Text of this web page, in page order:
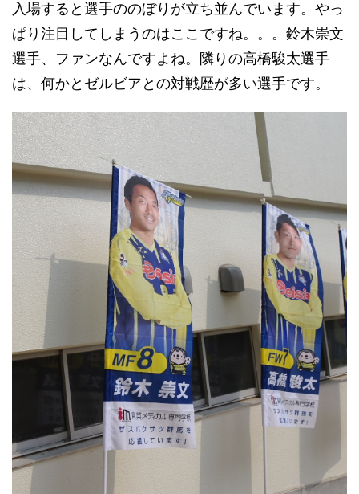
入場すると選手ののぼりが立ち並んでいます。やっ
ぱり注目してしまうのはここですね。。。鈴木崇文
選手、ファンなんですよね。隣りの高橋駿太選手
は、何かとゼルビアとの対戦歴が多い選手です。